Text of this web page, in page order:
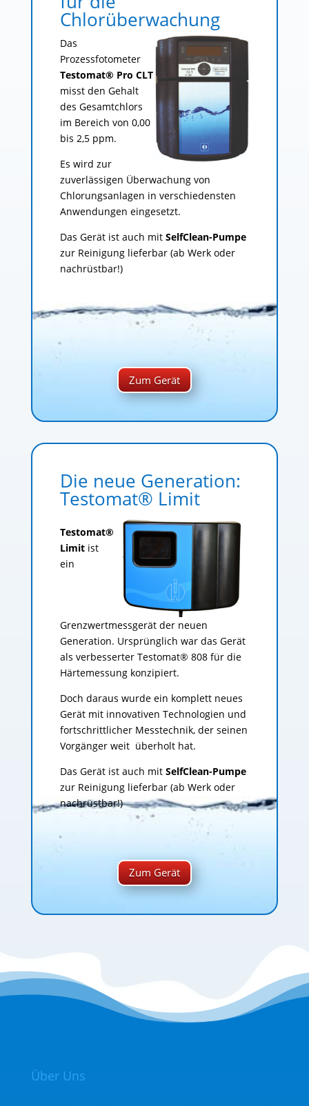
Chlorüberwachung
Das
Prozessfotometer
Testomat® Pro CLT
misst den Gehalt
des Gesamtchlors
im Bereich von 0,00
bis 2,5 ppm.
Es wird zur
zuverlässigen Überwachung von
Chlorungsanlagen in verschiedensten
Anwendungen eingesetzt.
Das Gerät ist auch mit SelfClean-Pumpe
zur Reinigung lieferbar (ab Werk oder
nachrüstbar!)
Zum Gerät
Die neue Generation:
Testomat® Limit
Testomat®
Limitist
ein
Grenzwertmessgerät der neuen
Generation. Ursprünglich war das Gerät
als verbesserter Testomat® 808 für die
Härtemessung konzipiert.
Doch daraus wurde ein komplett neues
Gerät mit innovativen Technologien und
fortschrittlicher Messtechnik, der seinen
Vorgänger weit überholt hat.
Das Gerät ist auch mit SelfClean-Pumpe
zur Reinigung lieferbar (ab Werk oder
nachrüstbar!)
Zum Gerät
Über Uns